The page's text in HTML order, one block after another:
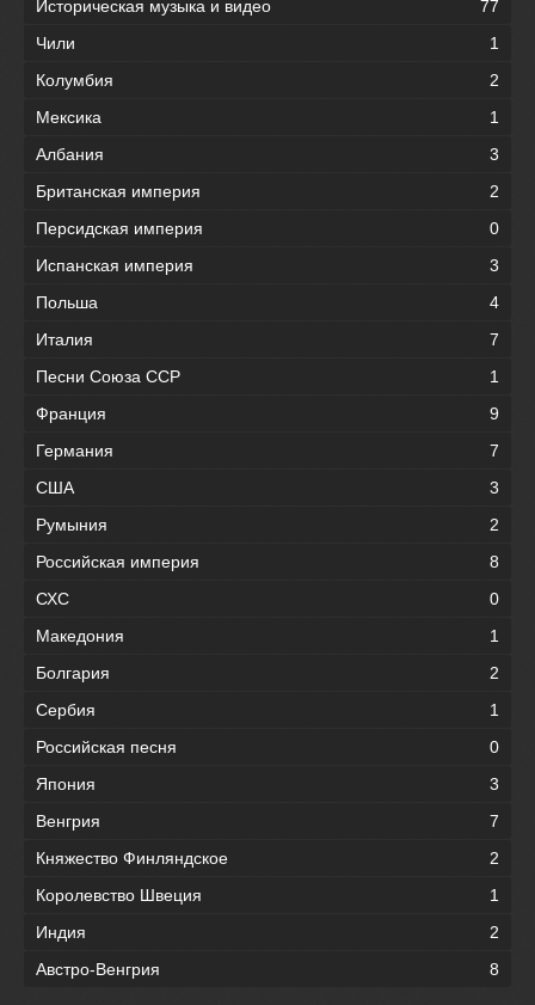
Историческая музыка и видео
77
Чили
1
Колумбия
2
Мексика
1
Албания
3
Британская империя
2
Персидская империя
0
Испанская империя
3
Польша
4
Италия
7
Песни Союза ССР
1
Франция
9
Германия
7
США
3
Румыния
2
Российская империя
8
СХС
0
Македония
1
Болгария
2
Сербия
1
Российская песня
0
Япония
3
Венгрия
7
Княжество Финляндское
2
Королевство Швеция
1
Индия
2
Австро-Венгрия
8